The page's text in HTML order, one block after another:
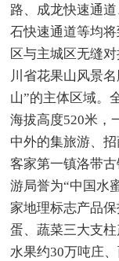
路、成龙快速通
石快速通道等均
区与主城区无缝
川省花果山风景
山”的主体区域。
海拔高度520米，
中外的集旅游、
客家第一镇洛带
游局誉为“中国水
家地理标志产品
蛋、蔬菜三大支
水果约30万吨庄